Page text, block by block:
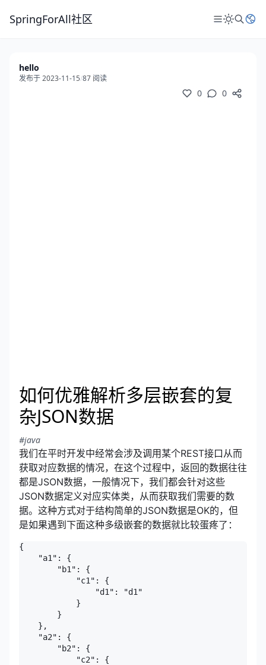
SpringForAll社区
hello
发布于 2023-11-15/87 阅读
0 0
如何优雅解析多层嵌套的复
杂JSON数据
#java
我们在平时开发中经常会涉及调用某个REST接口从而
获取对应数据的情况，在这个过程中，返回的数据往往
都是JSON数据，一般情况下，我们都会针对这些
JSON数据定义对应实体类，从而获取我们需要的数
据。这种方式对于结构简单的JSON数据是OK的，但
是如果遇到下面这种多级嵌套的数据就比较蛋疼了：
{
    "a1": {
        "b1": {
            "c1": {
                "d1": "d1"
            }
        }
    },
    "a2": {
        "b2": {
            "c2": {